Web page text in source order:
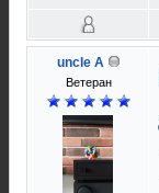
uncle A
Ветеран